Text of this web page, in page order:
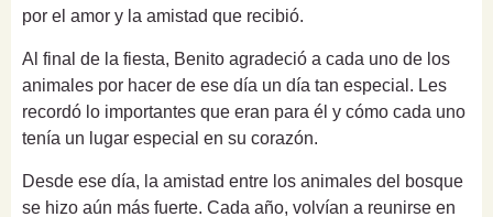
por el amor y la amistad que recibió.
Al final de la fiesta, Benito agradeció a cada uno de los
animales por hacer de ese día un día tan especial. Les
recordó lo importantes que eran para él y cómo cada uno
tenía un lugar especial en su corazón.
Desde ese día, la amistad entre los animales del bosque
se hizo aún más fuerte. Cada año, volvían a reunirse en